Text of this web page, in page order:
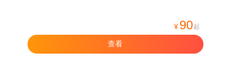
¥ 90 起
查看